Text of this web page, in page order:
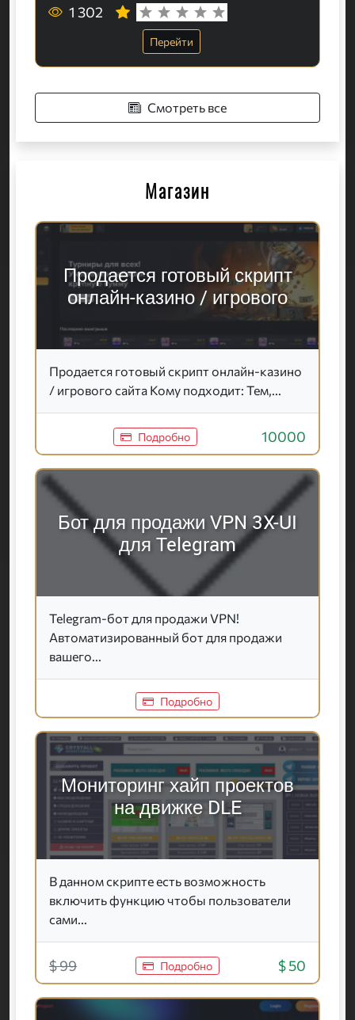
1 302
Перейти
Смотреть все
Магазин
Продается готовый скрипт
онлайн-казино / игрового
Продается готовый скрипт онлайн-казино
/ игрового сайта Кому подходит: Тем,...
Подробно 10000
Бот для продажи VPN 3X-UI
для Telegram
Telegram-бот для продажи VPN!
Автоматизированный бот для продажи
вашего...
Подробно
Мониторинг хайп проектов
на движке DLE
В данном скрипте есть возможность
включить функцию чтобы пользователи
сами...
$ 99 Подробно $ 50